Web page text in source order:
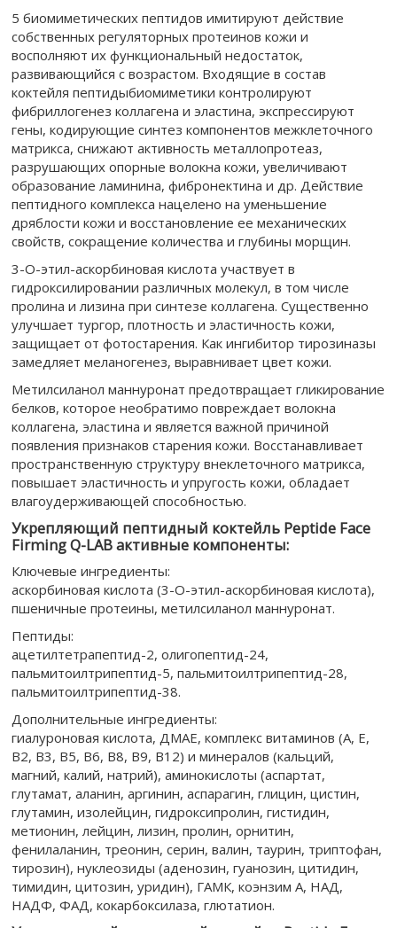
5 биомиметических пептидов имитируют действие
собственных регуляторных протеинов кожи и
восполняют их функциональный недостаток,
развивающийся с возрастом. Входящие в состав
коктейля пептидыбиомиметики контролируют
фибриллогенез коллагена и эластина, экспрессируют
гены, кодирующие синтез компонентов межклеточного
матрикса, снижают активность металлопротеаз,
разрушающих опорные волокна кожи, увеличивают
образование ламинина, фибронектина и др. Действие
пептидного комплекса нацелено на уменьшение
дряблости кожи и восстановление ее механических
свойств, сокращение количества и глубины морщин.
3-O-этил-аскорбиновая кислота участвует в
гидроксилировании различных молекул, в том числе
пролина и лизина при синтезе коллагена. Существенно
улучшает тургор, плотность и эластичность кожи,
защищает от фотостарения. Как ингибитор тирозиназы
замедляет меланогенез, выравнивает цвет кожи.
Метилсиланол маннуронат предотвращает гликирование
белков, которое необратимо повреждает волокна
коллагена, эластина и является важной причиной
появления признаков старения кожи. Восстанавливает
пространственную структуру внеклеточного матрикса,
повышает эластичность и упругость кожи, обладает
влагоудерживающей способностью.
Укрепляющий пептидный коктейль Peptide Face
Firming Q-LAB активные компоненты:
Ключевые ингредиенты:
аскорбиновая кислота (3-O-этил-аскорбиновая кислота),
пшеничные протеины, метилсиланол маннуронат.
Пептиды:
ацетилтетрапептид-2, олигопептид-24,
пальмитоилтрипептид-5, пальмитоилтрипептид-28,
пальмитоилтрипептид-38.
Дополнительные ингредиенты:
гиалуроновая кислота, ДМАЕ, комплекс витаминов (A, E,
B2, B3, B5, B6, B8, B9, B12) и минералов (кальций,
магний, калий, натрий), аминокислоты (аспартат,
глутамат, аланин, аргинин, аспарагин, глицин, цистин,
глутамин, изолейцин, гидроксипролин, гистидин,
метионин, лейцин, лизин, пролин, орнитин,
фенилаланин, треонин, серин, валин, таурин, триптофан,
тирозин), нуклеозиды (аденозин, гуанозин, цитидин,
тимидин, цитозин, уридин), ГАМК, коэнзим A, НАД,
НАДФ, ФАД, кокарбоксилаза, глютатион.